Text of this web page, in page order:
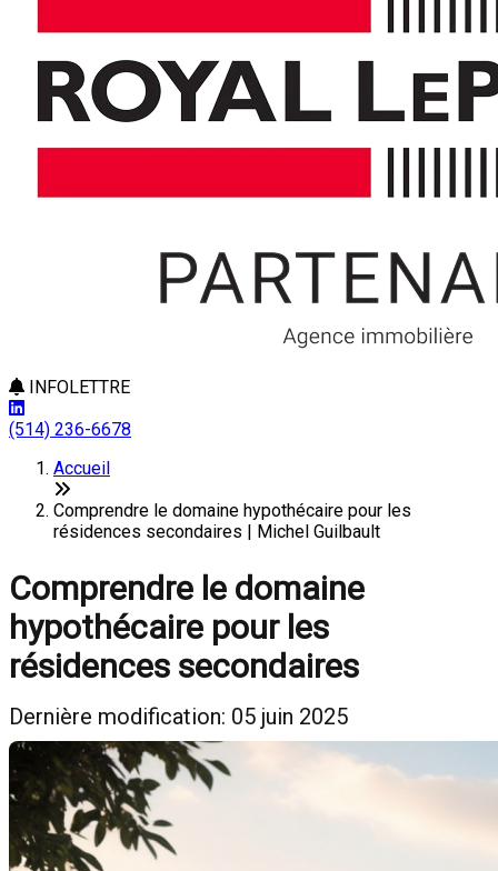
INFOLETTRE
(514) 236-6678
Accueil
Comprendre le domaine hypothécaire pour les
résidences secondaires | Michel Guilbault
Comprendre le domaine
hypothécaire pour les
résidences secondaires
Dernière modification: 05 juin 2025